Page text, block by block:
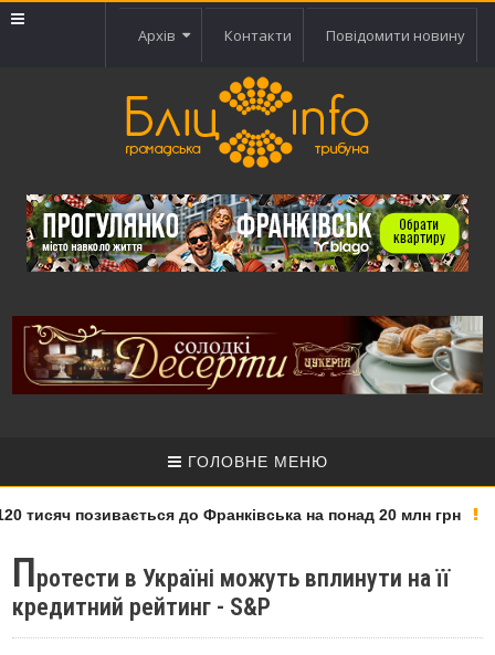
Архів Контакти Повідомити новину
ГОЛОВНЕ МЕНЮ
тисяч позивається до Франківська на понад 20 млн грн
Протести в Україні можуть вплинути на її
кредитний рейтинг - S&P